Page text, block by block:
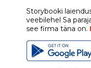
Storybooki
veebilehel Sa
see firma täna on.